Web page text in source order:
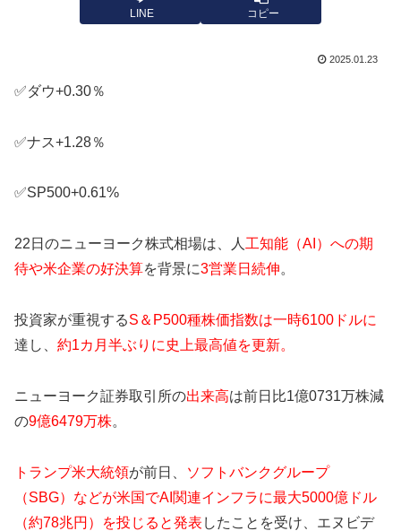
LINE コピー
2025.01.23
✅ダウ+0.30％
✅ナス+1.28％
✅SP500+0.61%
22日のニューヨーク株式相場は、人 工知能（AI）への期
待や米企業の好決算を背景に3営業日続伸。
投資家が重視するS＆P500種株価指数は一時6100ドルに
達し、 約1カ月半ぶりに史上最高値を更新。
ニューヨーク証券取引所の出来高は前日比1億0731万株減
の9億6479万株。
トランプ米大統領が前日、
ソフトバンクグループ
（SBG）などが米国でAI関連インフラに最大5000億ドル
（約78兆円）を投じると発表 したことを受け、エヌビデ